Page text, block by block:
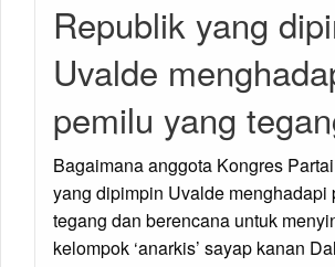
Republik yang
Uvalde
pemilu yang
Bagaimana anggota Kongres
yang dipimpin Uvalde menghadapi
tegang dan berencana untuk
kelompok ‘anarkis’ sayap kanan